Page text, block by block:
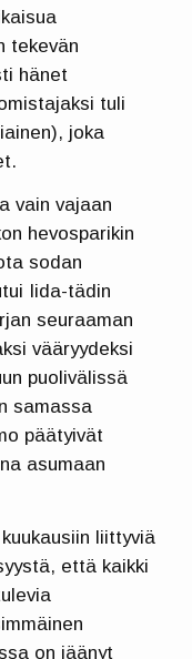
tekevän
hänet
tuli
joka
vain vajaan
hevosparikin
sodan
Iida-tädin
seuraaman
vääryydeksi
puolivälissä
samassa
päätyivät
asumaan
liittyviä
että kaikki
on jäänyt